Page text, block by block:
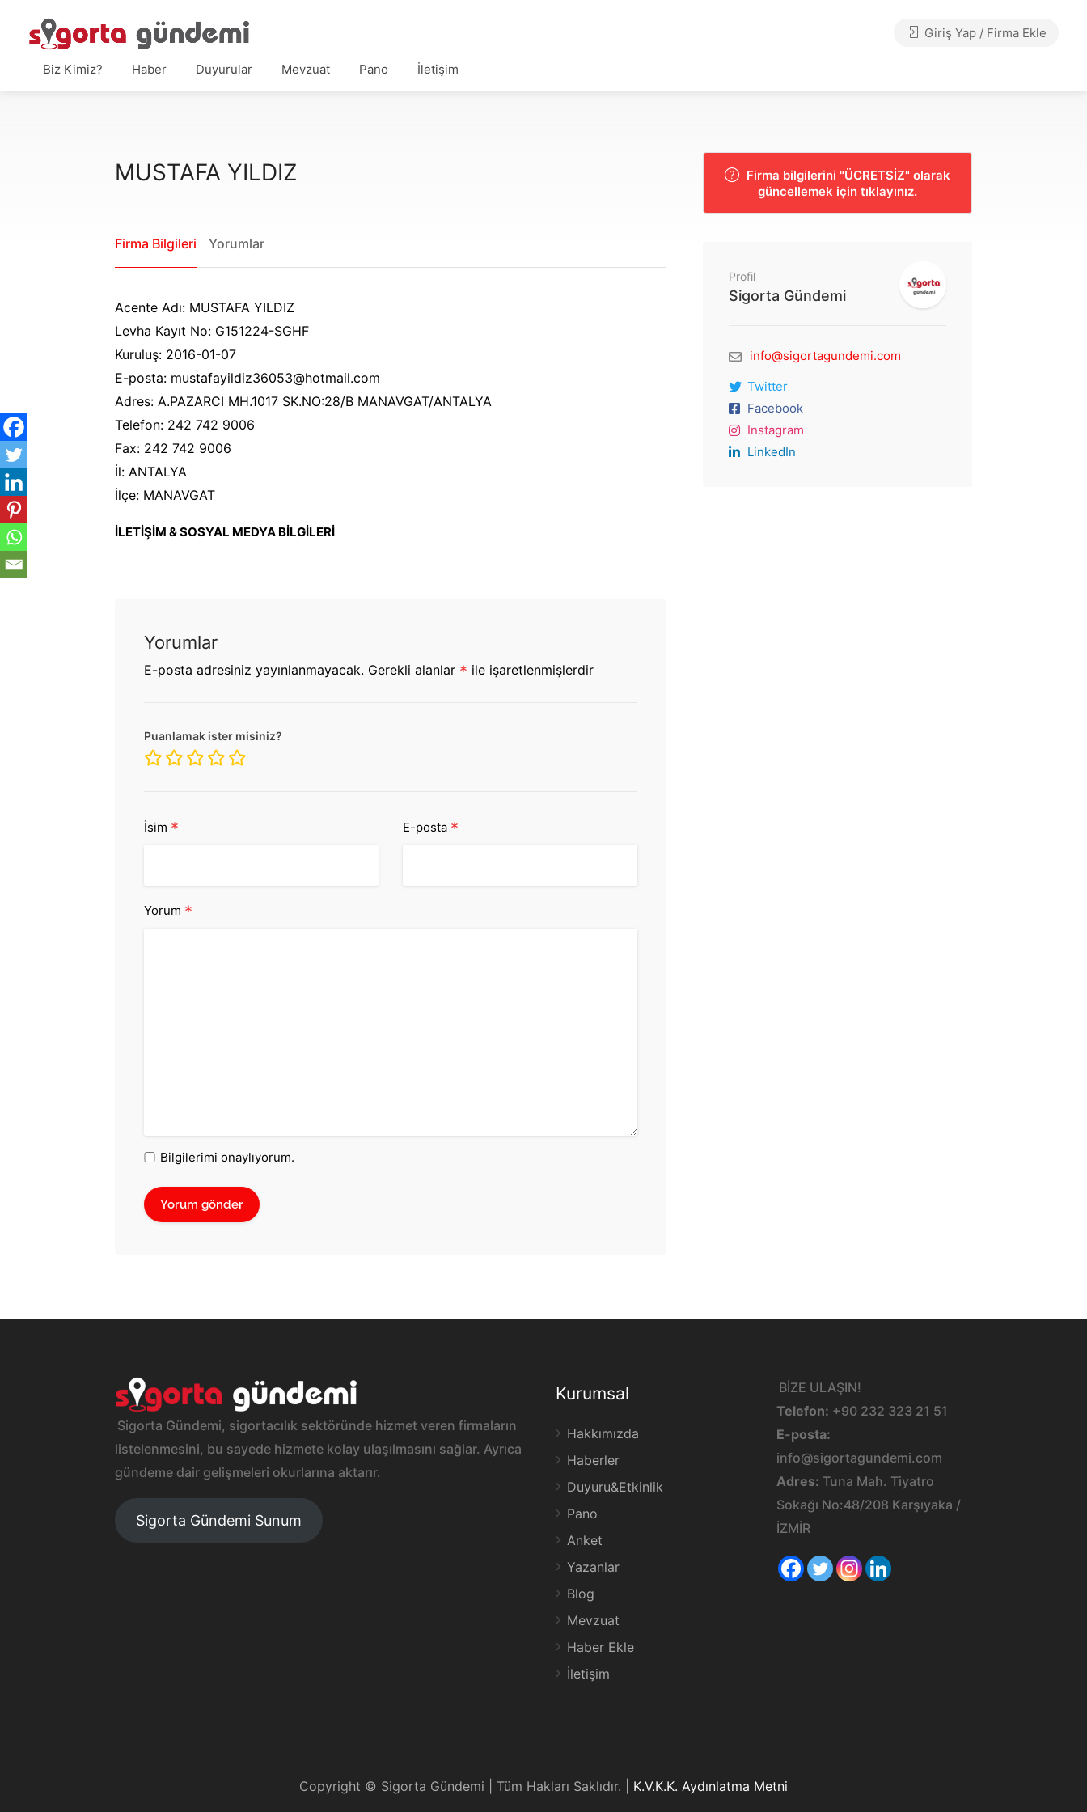
Biz Kimiz? Haber Duyurular Mevzuat Pano İletişim
Giriş Yap / Firma Ekle
MUSTAFA YILDIZ
Firma Bilgileri Yorumlar
Acente Adı: MUSTAFA YILDIZ
Levha Kayıt No: G151224-SGHF
Kuruluş: 2016-01-07
E-posta: mustafayildiz36053@hotmail.com
Adres: A.PAZARCI MH.1017 SK.NO:28/B MANAVGAT/ANTALYA
Telefon: 242 742 9006
Fax: 242 742 9006
İl: ANTALYA
İlçe: MANAVGAT
İLETİŞİM & SOSYAL MEDYA BİLGİLERİ
Yorumlar
E-posta adresiniz yayınlanmayacak. Gerekli alanlar * ile işaretlenmişlerdir
Puanlamak ister misiniz?
İsim * E-posta *
Yorum *
Bilgilerimi onaylıyorum.
Firma bilgilerini "ÜCRETSİZ" olarak
güncellemek için tıklayınız.
Profil
Sigorta Gündemi
info@sigortagundemi.com
Twitter
Facebook
Instagram
LinkedIn
Sigorta Gündemi, sigortacılık sektöründe hizmet veren firmaların
listelenmesini, bu sayede hizmete kolay ulaşılmasını sağlar. Ayrıca
gündeme dair gelişmeleri okurlarına aktarır.
Sigorta Gündemi Sunum
Kurumsal
Hakkımızda
Haberler
Duyuru&Etkinlik
Pano
Anket
Yazanlar
Blog
Mevzuat
Haber Ekle
İletişim
BİZE ULAŞIN!
Telefon: +90 232 323 21 51
E-posta:
info@sigortagundemi.com
Adres: Tuna Mah. Tiyatro
Sokağı No:48/208 Karşıyaka /
İZMİR
Copyright © Sigorta Gündemi | Tüm Hakları Saklıdır. | K.V.K.K. Aydınlatma Metni